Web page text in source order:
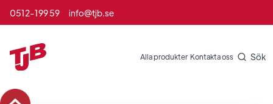
0512-199 59 info@tjb.se
Alla produkter Kontakta oss Sök